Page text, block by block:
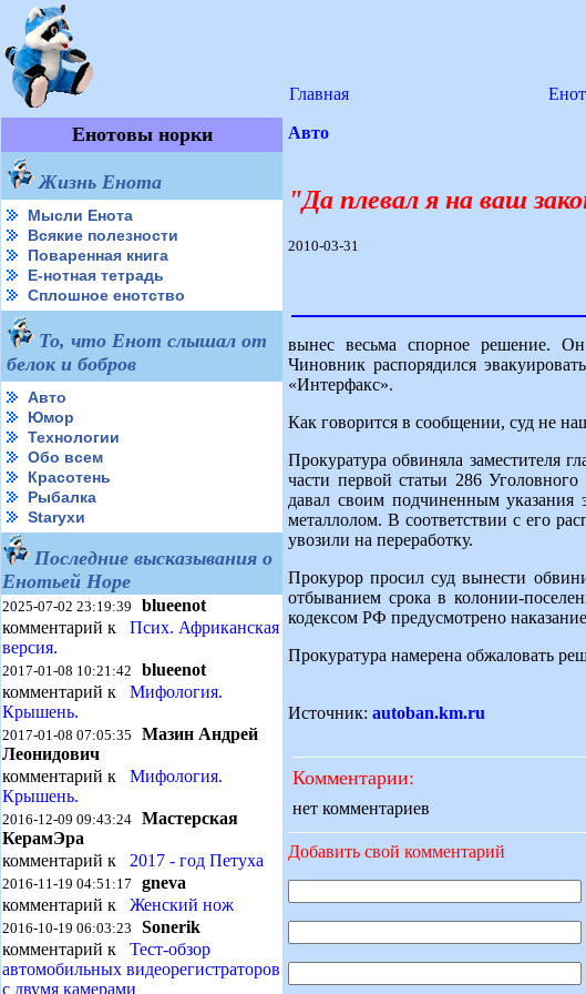
Главная
Енотовы норки
Жизнь Енота
Мысли Енота
Всякие полезности
Поваренная книга
Е-нотная тетрадь
Сплошное енотство
То, что Енот слышал от
белок и бобров
Авто
Юмор
Технологии
Обо всем
Красотень
Рыбалка
Starухи
Последние высказывания о
Енотьей Норе
2025-07-02 23:19:39 blueenot
комментарий к Псих. Африканская
версия.
2017-01-08 10:21:42 blueenot
комментарий к Мифология.
Крышень.
2017-01-08 07:05:35 Мазин Андрей
Леонидович
комментарий к Мифология.
Крышень.
2016-12-09 09:43:24 Мастерская
КерамЭра
комментарий к 2017 - год Петуха
2016-11-19 04:51:17 gneva
комментарий к Женский нож
2016-10-19 06:03:23 Sonerik
комментарий к Тест-обзор
автомобильных видеорегистраторов
с двумя камерами
Авто
"Да плевал я на ваш
2010-03-31
вынес весьма спорное решение. Он
Чиновник распорядился
«Интерфакс».
Как говорится в сообщении, суд не
Прокуратура обвиняла
части первой статьи 286
давал своим подчиненным указания
металлолом. В соответствии с его
увозили на переработку.
Прокурор просил суд вынести
отбыванием срока в колонии-
кодексом РФ предусмотрено
Прокуратура намерена обжаловать
Источник: autoban.km.ru
Комментарии:
нет комментариев
Добавить свой комментарий